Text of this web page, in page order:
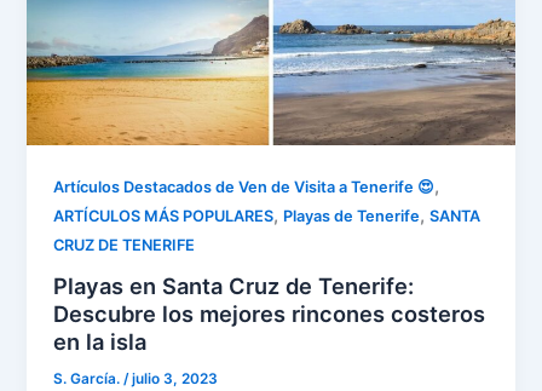
Artículos Destacados de Ven de Visita a Tenerife 😍,
ARTÍCULOS MÁS POPULARES, Playas de Tenerife,SANTA
CRUZ DE TENERIFE
Playas en Santa Cruz de Tenerife:
Descubre los mejores rincones costeros
en la isla
S. García./julio 3, 2023